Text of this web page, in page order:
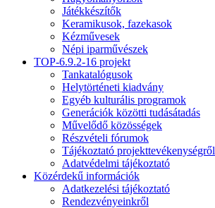
Játékkészítők
Keramikusok, fazekasok
Kézművesek
Népi iparművészek
TOP-6.9.2-16 projekt
Tankatalógusok
Helytörténeti kiadvány
Egyéb kulturális programok
Generációk közötti tudásátadás
Művelődő közösségek
Részvételi fórumok
Tájékoztató projekttevékenységről
Adatvédelmi tájékoztató
Közérdekű információk
Adatkezelési tájékoztató
Rendezvényeinkről